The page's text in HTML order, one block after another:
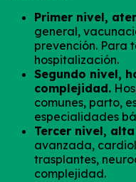
Primer nivel,
general,
prevención. Para
hospitalización.
Segundo nivel,
complejidad.
comunes, parto,
especialidades
Tercer nivel,
avanzada,
trasplantes,
complejidad.